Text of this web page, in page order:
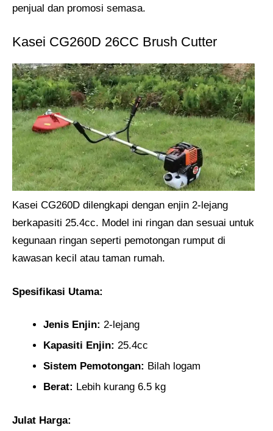
penjual dan promosi semasa.
Kasei CG260D 26CC Brush Cutter
Kasei CG260D dilengkapi dengan enjin 2-lejang
berkapasiti 25.4cc. Model ini ringan dan sesuai untuk
kegunaan ringan seperti pemotongan rumput di
kawasan kecil atau taman rumah.
Spesifikasi Utama:
Jenis Enjin: 2-lejang
Kapasiti Enjin: 25.4cc
Sistem Pemotongan: Bilah logam
Berat: Lebih kurang 6.5 kg
Julat Harga: